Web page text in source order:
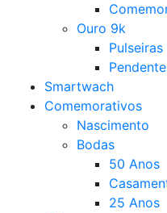
Ouro 9k
Pulseiras
Smartwach
Comemorativos
Nascimento
Bodas
50 Anos
25 Anos